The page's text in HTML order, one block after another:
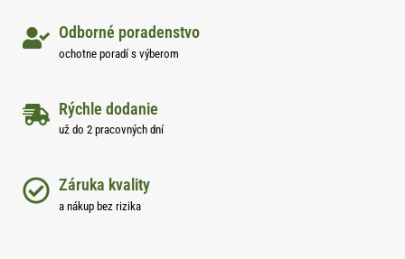
Odborné poradenstvo
ochotne poradí s výberom
Rýchle dodanie
už do 2 pracovných dní
Záruka kvality
a nákup bez rizika